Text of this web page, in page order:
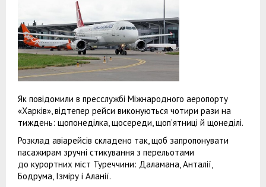
Як повідомили в пресслужбі Міжнародного аеропорту
«Харків», відтепер рейси виконуються чотири рази на
тиждень: щопонеділка, щосереди, щоп’ятниці й щонеділі.
Розклад авіарейсів складено так, щоб запропонувати
пасажирам зручні стикування з перельотами
до курортних міст Туреччини: Даламана, Анталії,
Бодрума, Ізміру і Аланії.